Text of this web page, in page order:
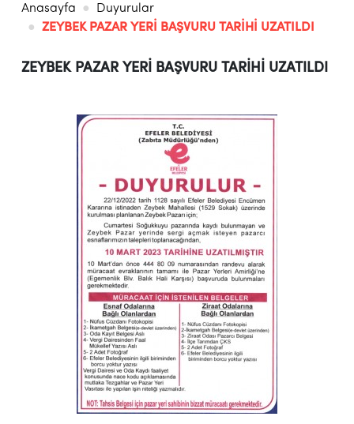
Anasayfa
Duyurular
ZEYBEK PAZAR YERİ BAŞVURU TARİHİ UZATILDI
ZEYBEK PAZAR YERİ BAŞVURU TARİHİ UZATILDI